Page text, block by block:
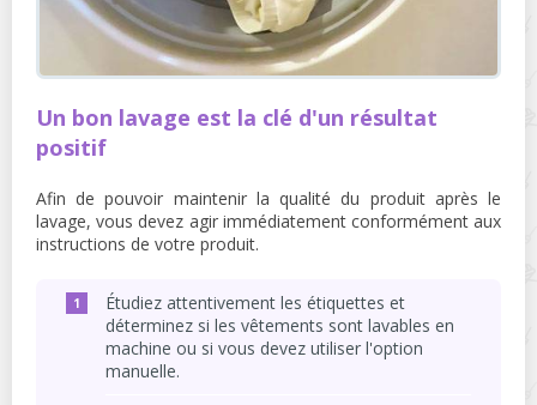
Un bon lavage est la clé d'un résultat
positif
Afin de pouvoir maintenir la qualité du produit après le
lavage, vous devez agir immédiatement conformément aux
instructions de votre produit.
Étudiez attentivement les étiquettes et
déterminez si les vêtements sont lavables en
machine ou si vous devez utiliser l'option
manuelle.